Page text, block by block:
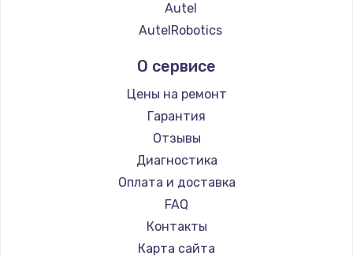
Замена сигнальной лампы
1200 руб.
Заказать
Замена системной платы
1500 руб.
Заказать
Autel
AutelRobotics
О сервисе
Цены на ремонт
Гарантия
Отзывы
Диагностика
Оплата и доставка
FAQ
Контакты
Карта сайта